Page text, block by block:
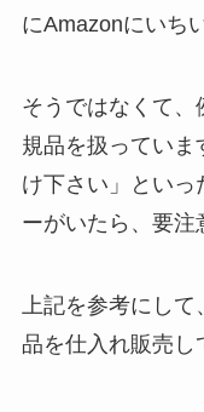
にAmazonにいち
そうではなくて、
規品を扱っていま
け下さい」といっ
ーがいたら、要注
上記を参考にし
品を仕入れ販売し